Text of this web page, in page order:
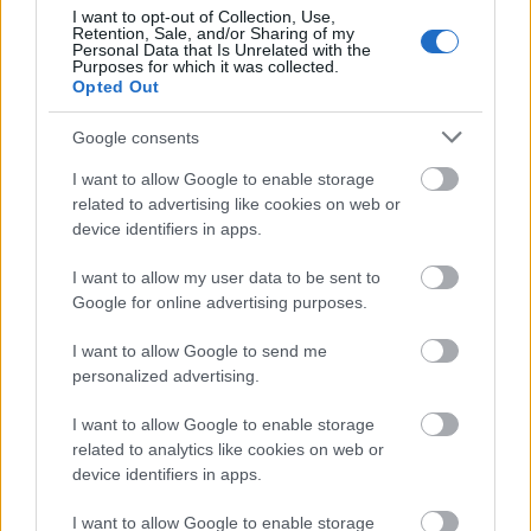
I want to opt-out of Collection, Use,
Retention, Sale, and/or Sharing of my
Personal Data that Is Unrelated with the
Purposes for which it was collected.
Opted Out
Google consents
I want to allow Google to enable storage
related to advertising like cookies on web or
device identifiers in apps.
I want to allow my user data to be sent to
Google for online advertising purposes.
I want to allow Google to send me
personalized advertising.
I want to allow Google to enable storage
related to analytics like cookies on web or
device identifiers in apps.
I want to allow Google to enable storage
házasságtörő szerelem gondját –
összeköltöznek, és négyesben folytatják az
életüket (Ésszerű megoldás), de
belepillantatunk egy negyven éves,
alkoholista matematikusnő és egy kamasz fiú
szerelmi történetébe, (Birtokviszony) vagy
egy átlagosnak látszó háziasszony titkos
éjszakai kiruccanásaiba is. (Asszony zongora
nélkül). Bizonyára megrázóak lesznek a
Családi kötelékek-szekciónak azok a
történetei, ahol gyermekek sorsát dolgozzák
felnőttek kegyetlenségére utalt gyerekek
létproblémáival foglalkozik az amerikai St.
Zene mindenkinek
Az utóbbi évek egyik legerősebb zenei